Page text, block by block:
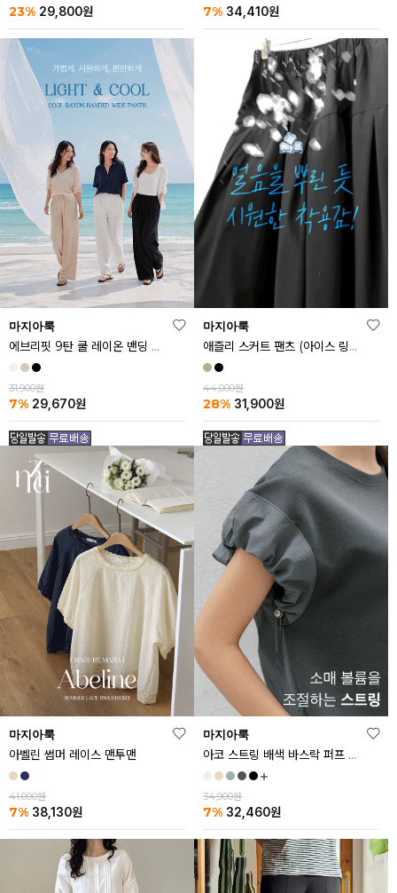
23% 29,800원 7% 34,410원
마지아룩
에브리핏 9탄 쿨 레이온 밴딩 와이드 팬츠
31,900원
7% 29,670원
마지아룩
애즐리 스커트 팬츠 (아이스 링클프리ver.)
44,000원
28% 31,900원
마지아룩
아벨린 썸머 레이스 맨투맨
41,000원
7% 38,130원
마지아룩
아코 스트링 배색 바스락 퍼프 반팔티
34,900원
7% 32,460원